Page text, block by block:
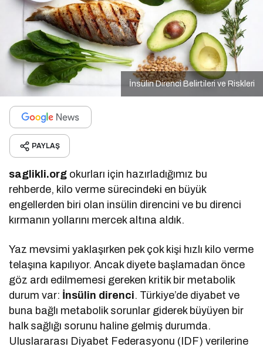
İnsülin Direnci Belirtileri ve Riskleri
PAYLAŞ
saglikli.org okurları için hazırladığımız bu
rehberde, kilo verme sürecindeki en büyük
engellerden biri olan insülin direncini ve bu direnci
kırmanın yollarını mercek altına aldık.
Yaz mevsimi yaklaşırken pek çok kişi hızlı kilo verme
telaşına kapılıyor. Ancak diyete başlamadan önce
göz ardı edilmemesi gereken kritik bir metabolik
durum var: İnsülin direnci. Türkiye’de diyabet ve
buna bağlı metabolik sorunlar giderek büyüyen bir
halk sağlığı sorunu haline gelmiş durumda.
Uluslararası Diyabet Federasyonu (IDF) verilerine